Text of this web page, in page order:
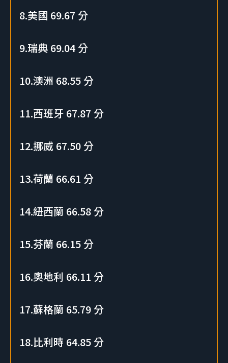
8.美國 69.67 分
9.瑞典 69.04 分
10.澳洲 68.55 分
11.西班牙 67.87 分
12.挪威 67.50 分
13.荷蘭 66.61 分
14.紐西蘭 66.58 分
15.芬蘭 66.15 分
16.奧地利 66.11 分
17.蘇格蘭 65.79 分
18.比利時 64.85 分